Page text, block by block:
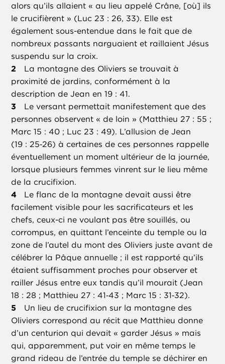
alors qu’ils allaient « au lieu appelé Crâne, [où] ils
le crucifièrent » (Luc 23 : 26, 33). Elle est
également sous-entendue dans le fait que de
nombreux passants narguaient et raillaient Jésus
suspendu sur la croix.
La montagne des Oliviers se trouvait à
proximité de jardins, conformément à la
description de Jean en 19 : 41.
Le versant permettait manifestement que des
personnes observent « de loin » (Matthieu 27 : 55 ;
Marc 15 : 40 ; Luc 23 : 49). L’allusion de Jean
(19 : 25‑26) à certaines de ces personnes rappelle
éventuellement un moment ultérieur de la journée,
lorsque plusieurs femmes vinrent sur le lieu même
de la crucifixion.
Le flanc de la montagne devait aussi être
facilement visible pour les sacrificateurs et les
chefs, ceux-ci ne voulant pas être souillés, ou
corrompus, en quittant l’enceinte du temple ou la
zone de l’autel du mont des Oliviers juste avant de
célébrer la Pâque annuelle ; il est rapporté qu’ils
étaient suffisamment proches pour observer et
railler Jésus entre eux tandis qu’il mourait (Jean
18 : 28 ; Matthieu 27 : 41‑43 ; Marc 15 : 31‑32).
Un lieu de crucifixion sur la montagne des
Oliviers correspond au récit que Matthieu donne
d’un centurion qui devait « garder Jésus » mais
qui, apparemment, put voir en même temps le
grand rideau de l’entrée du temple se déchirer en